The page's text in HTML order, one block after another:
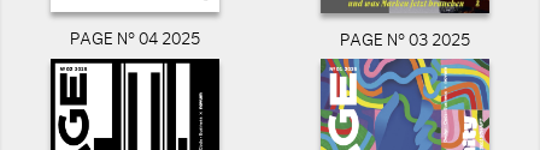
PAGE N° 04 2025 PAGE N° 03 2025